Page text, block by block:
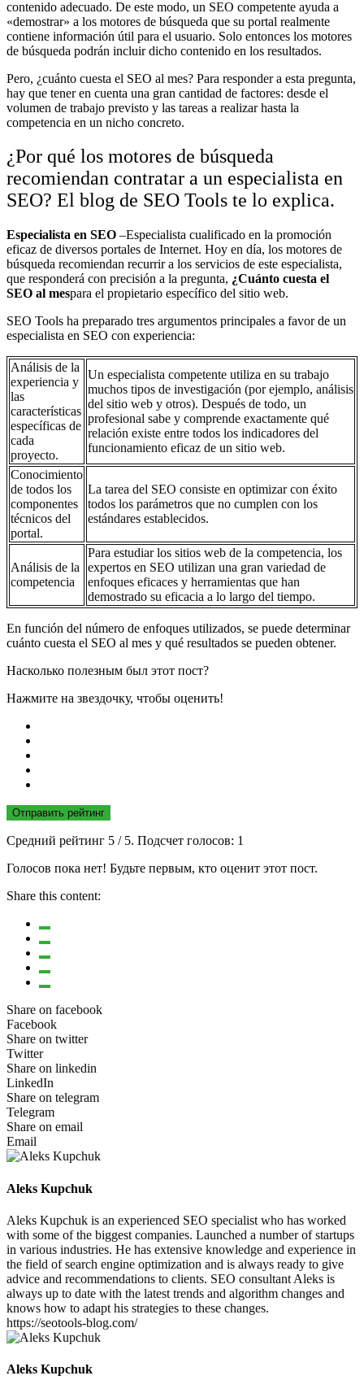
contenido adecuado. De este modo, un SEO competente ayuda a
«demostrar» a los motores de búsqueda que su portal realmente
contiene información útil para el usuario. Solo entonces los motores
de búsqueda podrán incluir dicho contenido en los resultados.
Pero, ¿cuánto cuesta el SEO al mes? Para responder a esta pregunta,
hay que tener en cuenta una gran cantidad de factores: desde el
volumen de trabajo previsto y las tareas a realizar hasta la
competencia en un nicho concreto.
¿Por qué los motores de búsqueda
recomiendan contratar a un especialista en
SEO? El blog de SEO Tools te lo explica.
Especialista en SEO –Especialista cualificado en la promoción
eficaz de diversos portales de Internet. Hoy en día, los motores de
búsqueda recomiendan recurrir a los servicios de este especialista,
que responderá con precisión a la pregunta, ¿Cuánto cuesta el
SEO al mespara el propietario específico del sitio web.
SEO Tools ha preparado tres argumentos principales a favor de un
especialista en SEO con experiencia:
Análisis de la
experiencia y
las
características
específicas de
cada
proyecto.
Un especialista competente utiliza en su trabajo
muchos tipos de investigación (por ejemplo, análisis
del sitio web y otros). Después de todo, un
profesional sabe y comprende exactamente qué
relación existe entre todos los indicadores del
funcionamiento eficaz de un sitio web.
Conocimiento
de todos los
componentes
técnicos del
portal.
La tarea del SEO consiste en optimizar con éxito
todos los parámetros que no cumplen con los
estándares establecidos.
Análisis de la
competencia
Para estudiar los sitios web de la competencia, los
expertos en SEO utilizan una gran variedad de
enfoques eficaces y herramientas que han
demostrado su eficacia a lo largo del tiempo.
En función del número de enfoques utilizados, se puede determinar
cuánto cuesta el SEO al mes y qué resultados se pueden obtener.
Насколько полезным был этот пост?
Нажмите на звездочку, чтобы оценить!
Отправить рейтинг
Средний рейтинг 5 / 5. Подсчет голосов: 1
Голосов пока нет! Будьте первым, кто оценит этот пост.
Share this content:
Share on facebook
Facebook
Share on twitter
Twitter
Share on linkedin
LinkedIn
Share on telegram
Telegram
Share on email
Email
Aleks Kupchuk
Aleks Kupchuk is an experienced SEO specialist who has worked
with some of the biggest companies. Launched a number of startups
in various industries. He has extensive knowledge and experience in
the field of search engine optimization and is always ready to give
advice and recommendations to clients. SEO consultant Aleks is
always up to date with the latest trends and algorithm changes and
knows how to adapt his strategies to these changes.
https://seotools-blog.com/
Aleks Kupchuk